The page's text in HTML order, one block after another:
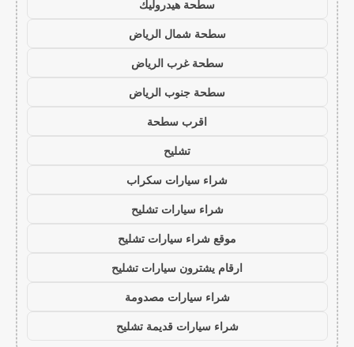
سطحة هيدروليك
سطحة شمال الرياض
سطحة غرب الرياض
سطحة جنوب الرياض
اقرب سطحة
تشليح
شراء سيارات سكراب
شراء سيارات تشليح
موقع شراء سيارات تشليح
ارقام يشترون سيارات تشليح
شراء سيارات مصدومة
شراء سيارات قديمة تشليح